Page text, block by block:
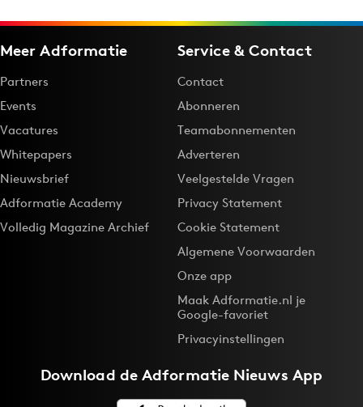
Meer Adformatie
Partners
Events
Vacatures
Whitepapers
Nieuwsbrief
Adformatie Academy
Volledig Magazine Archief
Service & Contact
Contact
Abonneren
Teamabonnementen
Adverteren
Veelgestelde Vragen
Privacy Statement
Cookie Statement
Algemene Voorwaarden
Onze app
Maak Adformatie.nl je
Google-favoriet
Privacyinstellingen
Download deAdformatie Nieuws App